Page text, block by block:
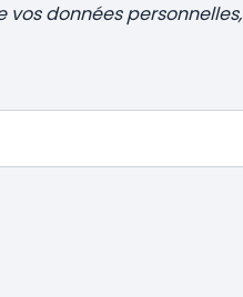
données personnelles,